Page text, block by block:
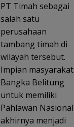
PT Timah sebagai
salah satu
perusahaan
tambang timah di
wilayah tersebut.
Impian masyarakat
Bangka Belitung
untuk memiliki
Pahlawan Nasional
akhirnya menjadi